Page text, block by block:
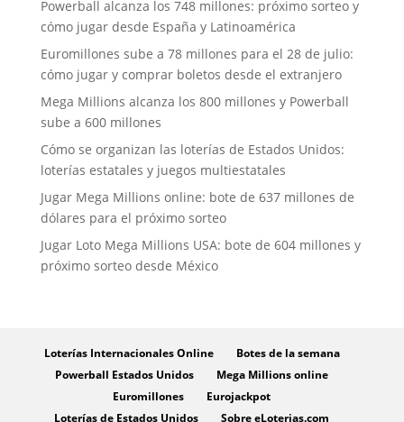
Powerball alcanza los 748 millones: próximo sorteo y
cómo jugar desde España y Latinoamérica
Euromillones sube a 78 millones para el 28 de julio:
cómo jugar y comprar boletos desde el extranjero
Mega Millions alcanza los 800 millones y Powerball
sube a 600 millones
Cómo se organizan las loterías de Estados Unidos:
loterías estatales y juegos multiestatales
Jugar Mega Millions online: bote de 637 millones de
dólares para el próximo sorteo
Jugar Loto Mega Millions USA: bote de 604 millones y
próximo sorteo desde México
Loterías Internacionales Online
Botes de la semana
Powerball Estados Unidos
Mega Millions online
Euromillones
Eurojackpot
Loterías de Estados Unidos
Sobre eLoterias.com